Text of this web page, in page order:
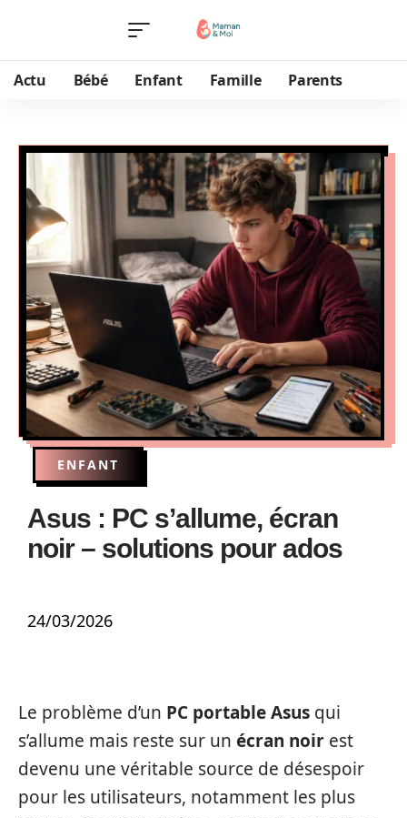
Actu Bébé Enfant Famille Parents
ENFANT
Asus : PC s’allume, écran
noir – solutions pour ados
24/03/2026
Le problème d’un PC portable Asus qui
s’allume mais reste sur un écran noir est
devenu une véritable source de désespoir
pour les utilisateurs, notamment les plus